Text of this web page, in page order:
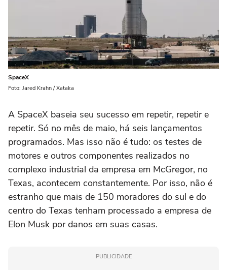
SpaceX
Foto: Jared Krahn / Xataka
A SpaceX baseia seu sucesso em repetir, repetir e
repetir. Só no mês de maio, há seis lançamentos
programados. Mas isso não é tudo: os testes de
motores e outros componentes realizados no
complexo industrial da empresa em McGregor, no
Texas, acontecem constantemente. Por isso, não é
estranho que mais de 150 moradores do sul e do
centro do Texas tenham processado a empresa de
Elon Musk por danos em suas casas.
PUBLICIDADE